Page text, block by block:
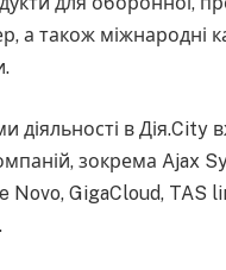
а також міжнародні
діяльності в Дія.City
зокрема Ajax
Novo, GigaCloud, TAS